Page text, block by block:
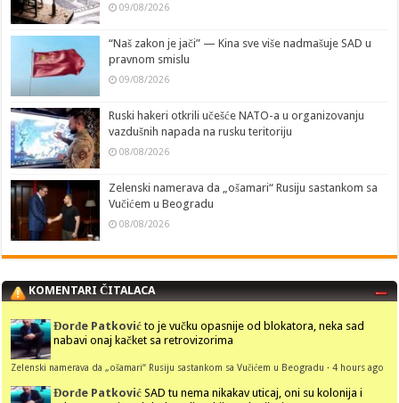
09/08/2026
“Naš zakon je jači” — Kina sve više nadmašuje SAD u
pravnom smislu
09/08/2026
Ruski hakeri otkrili učešće NATO-a u organizovanju
vazdušnih napada na rusku teritoriju
08/08/2026
Zelenski namerava da „ošamari“ Rusiju sastankom sa
Vučićem u Beogradu
08/08/2026
KOMENTARI ČITALACA
Đorđe Patković to je vučku opasnije od blokatora, neka sad
nabavi onaj kačket sa retrovizorima
Zelenski namerava da „ošamari“ Rusiju sastankom sa Vučićem u Beogradu ·4 hours ago
Đorđe Patković SAD tu nema nikakav uticaj, oni su kolonija i